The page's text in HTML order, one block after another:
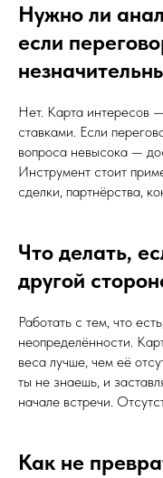
Нужно ли
если
Нет. Карта интересов
ставками. Если
вопроса невысока —
Инструмент стоит
сделки, партнёрства,
Что делать,
другой
Работать с тем, что
неопределённости.
веса лучше, чем её
ты не знаешь, и
начале встречи.
Как не